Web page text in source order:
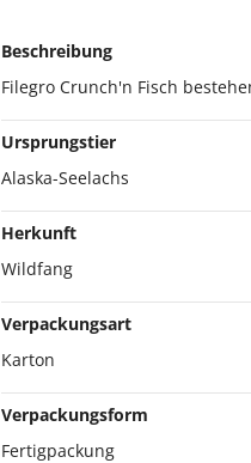
Beschreibung
Filegro Crunch'n Fisch
Ursprungstier
Alaska-Seelachs
Herkunft
Wildfang
Verpackungsart
Karton
Verpackungsform
Fertigpackung